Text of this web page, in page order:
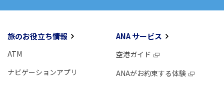
旅のお役立ち情報
ATM
ナビゲーションアプリ
ANA サービス
空港ガイド
ANAがお約束する体験